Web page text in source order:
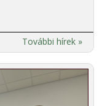
További hírek »